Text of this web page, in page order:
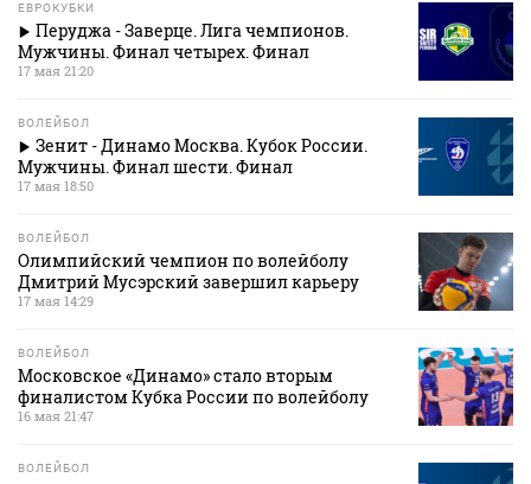
ЕВРОКУБКИ
Перуджа - Заверце. Лига чемпионов.
Мужчины. Финал четырех. Финал
17 мая 21:20
ВОЛЕЙБОЛ
Зенит - Динамо Москва. Кубок России.
Мужчины. Финал шести. Финал
17 мая 18:50
ВОЛЕЙБОЛ
Олимпийский чемпион по волейболу
Дмитрий Мусэрский завершил карьеру
17 мая 14:29
ВОЛЕЙБОЛ
Московское «Динамо» стало вторым
финалистом Кубка России по волейболу
16 мая 21:47
ВОЛЕЙБОЛ